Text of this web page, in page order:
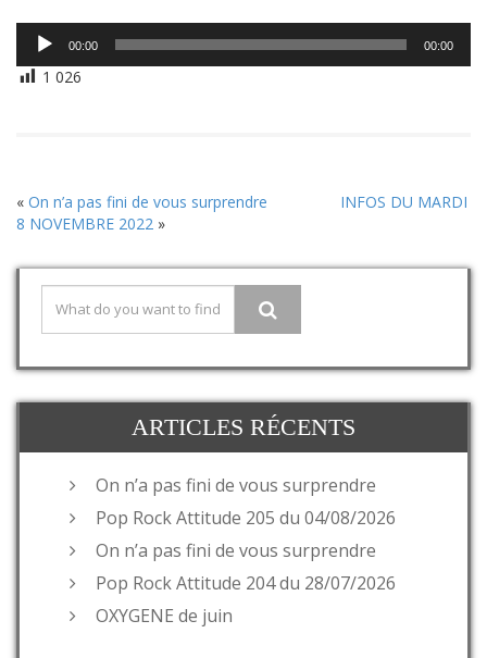
Lecteur
audio
00:00 00:00
1 026
« On n’a pas fini de vous surprendre
INFOS DU MARDI
8 NOVEMBRE 2022 »
ARTICLES RÉCENTS
On n’a pas fini de vous surprendre
Pop Rock Attitude 205 du 04/08/2026
On n’a pas fini de vous surprendre
Pop Rock Attitude 204 du 28/07/2026
OXYGENE de juin